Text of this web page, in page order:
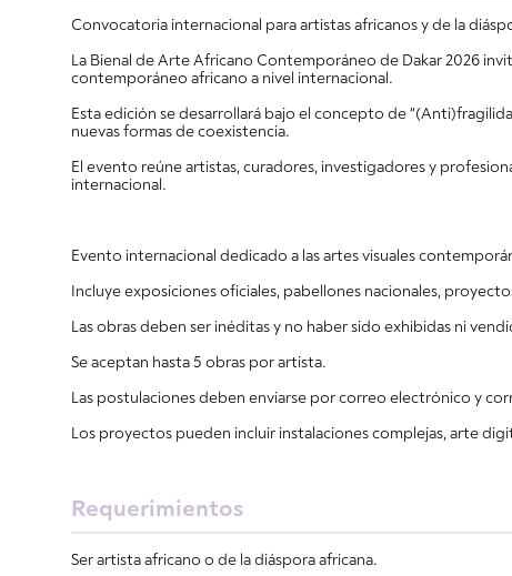
Convocatoria internacional para artistas africanos y de la
La Bienal de Arte Africano Contemporáneo de Dakar 2026
contemporáneo africano a nivel internacional.
Esta edición se desarrollará bajo el concepto de
nuevas formas de coexistencia.
El evento reúne artistas, curadores, investigadores y
internacional.
Evento internacional dedicado a las artes visuales
Incluye exposiciones oficiales, pabellones nacionales,
Las obras deben ser inéditas y no haber sido exhibidas ni
Se aceptan hasta 5 obras por artista.
Las postulaciones deben enviarse por correo electrónico y
Los proyectos pueden incluir instalaciones complejas, arte
Requerimientos
Ser artista africano o de la diáspora africana.